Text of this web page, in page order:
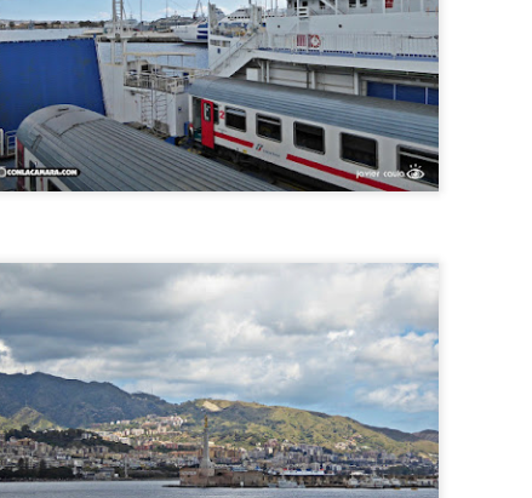
Hay un hotel en la ciudad de SALTO, República Oriental del Uruguay,
donde el FANTASMA DE CARLOS GARDEL SIGUE DEAMBULANDO.
JUL
El dia que...MIKE TYSON QUISO PELEAR CON UN
COMO y POR QUÉ SE LE OCURRIÓ ESA LOCURA A TYSON ? Dejá
tu comentario opinando quien hubiese ganado. TE LO CUENTO EN EL
VIDEO.
JUL
5
¿Por qué CHESPIRITO no fue al VELORIO ni al
SEPELIO de DON RAMÓN?